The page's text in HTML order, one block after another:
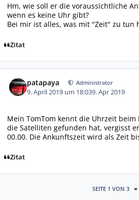
Hm, wie soll er die voraussichtliche
wenn es keine Uhr gibt?
Bei mir ist alles, was mit "Zeit" zu tun
Zitat
patapaya Administrator
9. April 2019 um 18:039. Apr 2019
Mein TomTom kennt die Uhrzeit beim
die Satelliten gefunden hat, vergisst
00.00. Die Ankunftszeit wird als Zeit
Zitat
SEITE 1 VON 3